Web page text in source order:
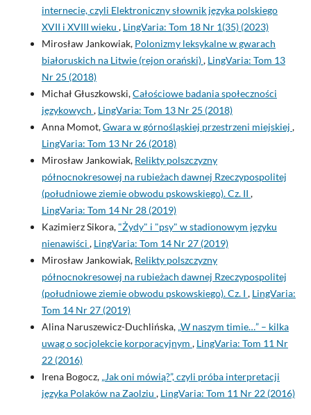
internecie, czyli Elektroniczny słownik języka polskiego
XVII i XVIII wieku , LingVaria: Tom 18 Nr 1(35) (2023)
Mirosław Jankowiak, Polonizmy leksykalne w gwarach
białoruskich na Litwie (rejon orański), LingVaria: Tom 13
Nr 25 (2018)
Michał Głuszkowski,Całościowe badania społeczności
językowych , LingVaria: Tom 13 Nr 25 (2018)
Anna Momot,Gwara w górnośląskiej przestrzeni miejskiej ,
LingVaria: Tom 13 Nr 26 (2018)
Mirosław Jankowiak, Relikty polszczyzny
północnokresowej na rubieżach dawnej Rzeczypospolitej
(południowe ziemie obwodu pskowskiego). Cz. II ,
LingVaria: Tom 14 Nr 28 (2019)
Kazimierz Sikora, "Żydy" i "psy" w stadionowym języku
nienawiści , LingVaria: Tom 14 Nr 27 (2019)
Mirosław Jankowiak, Relikty polszczyzny
północnokresowej na rubieżach dawnej Rzeczypospolitej
(południowe ziemie obwodu pskowskiego). Cz. I , LingVaria:
Tom 14 Nr 27 (2019)
Alina Naruszewicz-Duchlińska, „W naszym timie…” – kilka
uwag o socjolekcie korporacyjnym , LingVaria: Tom 11 Nr
22 (2016)
Irena Bogocz, „Jak oni mówią?”, czyli próba interpretacji
języka Polaków na Zaolziu , LingVaria: Tom 11 Nr 22 (2016)